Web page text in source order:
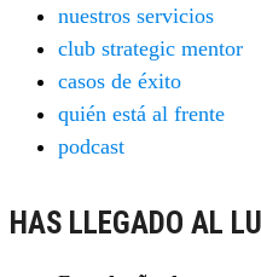
nuestros servicios
club strategic mentor
casos de éxito
quién está al frente
podcast
HAS LLEGADO AL